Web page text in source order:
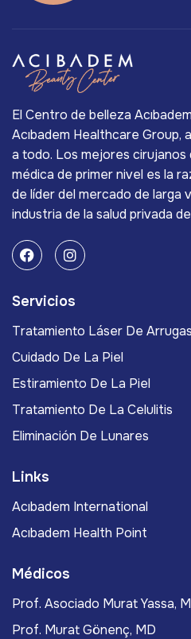
El Centro de belleza
Acıbadem Healthcare Group,
a todo. Los mejores
médica de primer nivel es la
de líder del mercado de larga
industria de la salud privada
Servicios
Tratamiento Láser De Arrugas
Cuidado De La Piel
Estiramiento De La Piel
Tratamiento De La Celulitis
Eliminación De Lunares
Links
Acıbadem International
Acıbadem Health Point
Médicos
Prof. Asociado Murat Yassa,
Prof. Murat Gönenç, MD